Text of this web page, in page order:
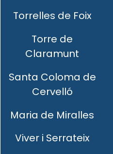
Torrelles de Foix
Torre de
Claramunt
Santa Coloma de
Cervelló
Maria de Miralles
Viver i Serrateix